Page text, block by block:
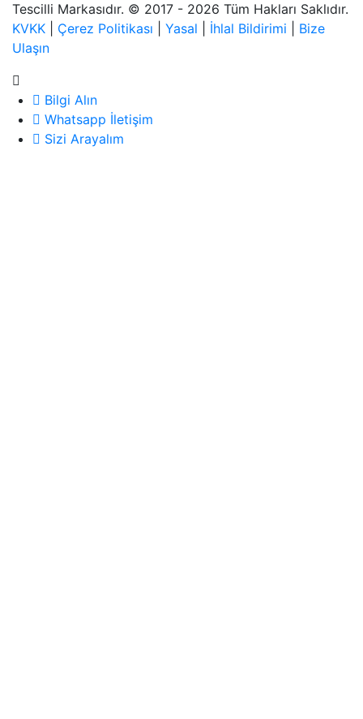
Tescilli Markasıdır. © 2017 - 2026 Tüm Hakları Saklıdır.
KVKK
Çerez Politikası Yasal İhlal Bildirimi
Bize
Ulaşın
Bilgi Alın
Whatsapp İletişim
Sizi Arayalım